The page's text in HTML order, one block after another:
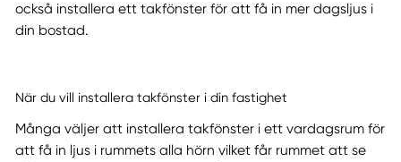
också installera ett takfönster för att få in mer dagsljus i
din bostad.
När du vill installera takfönster i din fastighet
Många väljer att installera takfönster i ett vardagsrum för
att få in ljus i rummets alla hörn vilket får rummet att se